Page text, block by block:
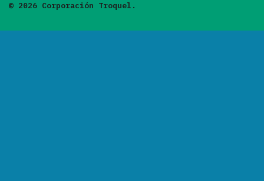
© 2026 Corporación Troquel.